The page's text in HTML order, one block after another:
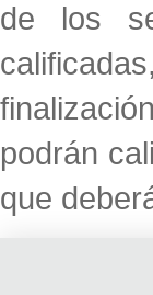
de los
podrán
que